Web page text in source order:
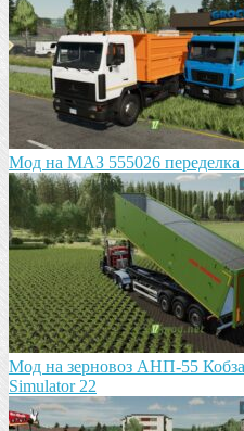
Мод на МАЗ 555026
Мод на зeрновоз АНП-55
Simulator 22